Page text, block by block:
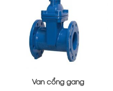
Van cổng gang